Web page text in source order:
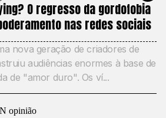
O regresso da gordofobia
nas redes sociais
nova geração de criadores de
audiências enormes à base de
de "amor duro". Os ví...